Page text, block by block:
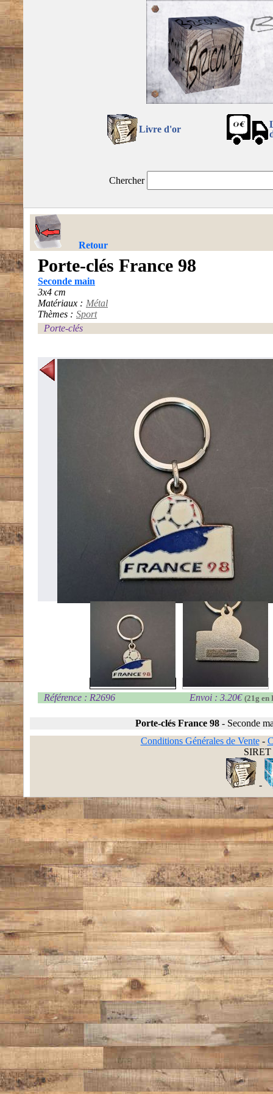
Livre d'or
Chercher
Retour
Porte-clés France 98
Seconde main
3x4 cm
Matériaux : Métal
Thèmes : Sport
Porte-clés
Référence : R2696 Envoi : 3.20€ (21g en
Porte-clés France 98- Seconde
Conditions Générales de Vente-
SIRET
-